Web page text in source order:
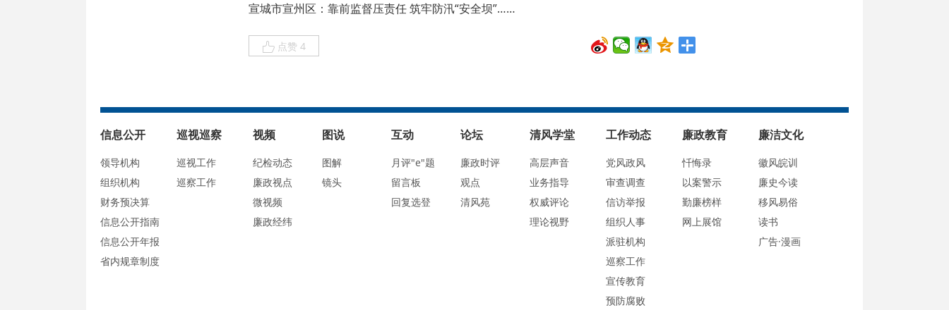
宣城市宣州区：靠前监督压责任 筑牢防汛“安全坝”……
点赞 4
信息公开
领导机构
组织机构
财务预决算
信息公开指南
信息公开年报
省内规章制度
巡视巡察
巡视工作
巡察工作
视频
纪检动态
廉政视点
微视频
廉政经纬
图说
图解
镜头
互动
月评"e"题
留言板
回复选登
论坛
廉政时评
观点
清风苑
清风学堂
高层声音
业务指导
权威评论
理论视野
工作动态
党风政风
审查调查
信访举报
组织人事
派驻机构
巡察工作
宣传教育
预防腐败
廉政教育
忏悔录
以案警示
勤廉榜样
网上展馆
廉洁文化
徽风皖训
廉史今读
移风易俗
读书
广告·漫画